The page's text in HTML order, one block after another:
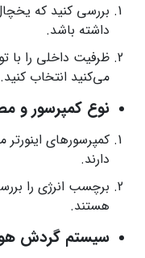
بررسی کنید که
داشته باشد.
ظرفیت داخلی را با
می‌کنید انتخاب کنید.
نوع کمپرسور و
کمپرسورهای
دارند.
هستند.
سیستم گردش